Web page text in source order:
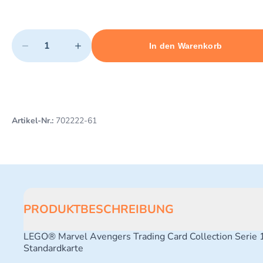
Quantity
− +
Minimum quantity: 1 Maximum quantity: 10
In den Warenkorb
Add 1 item to cart
Artikel-Nr.: 702222-61
PRODUKTBESCHREIBUNG
LEGO® Marvel Avengers Trading Card Collection Serie
Standardkarte